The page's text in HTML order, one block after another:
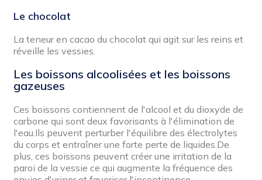
Le chocolat
La teneur en cacao du chocolat qui agit sur les reins et
réveille les vessies.
Les boissons alcoolisées et les boissons
gazeuses
Ces boissons contiennent de l'alcool et du dioxyde de
carbone qui sont deux favorisants à l'élimination de
l'eau.Ils peuvent perturber l'équilibre des électrolytes
du corps et entraîner une forte perte de liquides.De
plus, ces boissons peuvent créer une irritation de la
paroi de la vessie ce qui augmente la fréquence des